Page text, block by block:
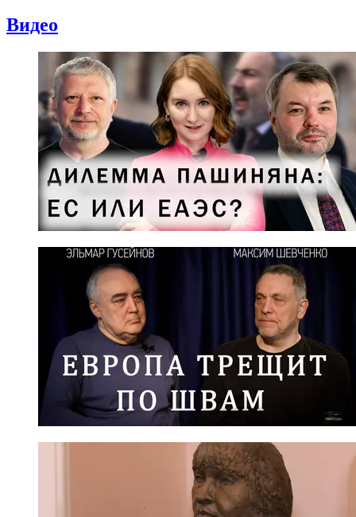
Видео